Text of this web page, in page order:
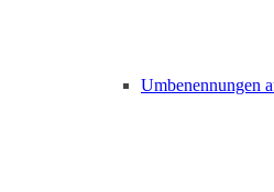
Umbenennungen